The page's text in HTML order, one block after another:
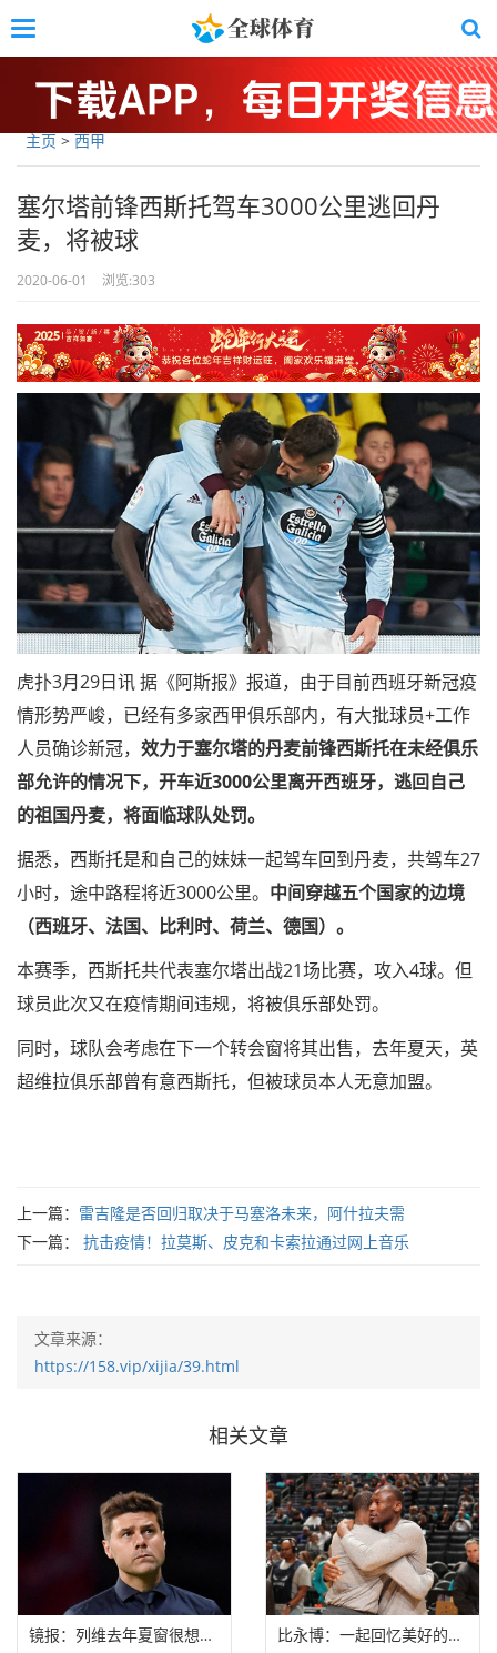
to
main
Toggle
主页>西甲
塞尔塔前锋西斯托驾车3000公里逃回丹
麦，将被球
2020-06-01 浏览:303
虎扑3月29日讯 据《阿斯报》报道，由于目前西班牙新冠疫
情形势严峻，已经有多家西甲俱乐部内，有大批球员+工作
人员确诊新冠， 效力于塞尔塔的丹麦前锋西斯托在未经俱乐
部允许的情况下，开车近3000公里离开西班牙，逃回自己
的祖国丹麦，将面临球队处罚。
据悉，西斯托是和自己的妹妹一起驾车回到丹麦，共驾车27
小时，途中路程将近3000公里。 中间穿越五个国家的边境
（西班牙、法国、比利时、荷兰、德国）。
本赛季，西斯托共代表塞尔塔出战21场比赛，攻入4球。但
球员此次又在疫情期间违规，将被俱乐部处罚。
同时，球队会考虑在下一个转会窗将其出售，去年夏天，英
超维拉俱乐部曾有意西斯托，但被球员本人无意加盟。
上一篇： 雷吉隆是否回归取决于马塞洛未来，阿什拉夫需
下一篇：
抗击疫情！拉莫斯、皮克和卡索拉通过网上音乐
文章来源：
https://158.vip/xijia/39.html
相关文章
镜报：列维去年夏窗很想签下库蒂尼奥，但波切 比永博：一起回忆美好的童年是隔离期间最美好